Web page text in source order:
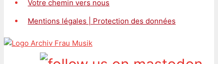
Votre chemin vers nous
Mentions légales | Protection des données